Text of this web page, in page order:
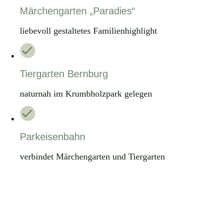
Märchengarten „Paradies“
liebevoll gestaltetes Familienhighlight
Tiergarten Bernburg
naturnah im Krumbholzpark gelegen
Parkeisenbahn
verbindet Märchengarten und Tiergarten